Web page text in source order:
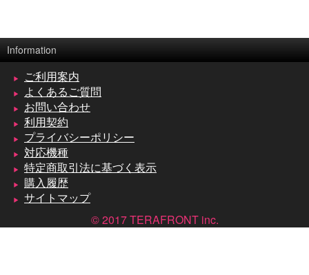
Information
ご利用案内
よくあるご質問
お問い合わせ
利用契約
プライバシーポリシー
対応機種
特定商取引法に基づく表示
購入履歴
サイトマップ
© 2017 TERAFRONT inc.